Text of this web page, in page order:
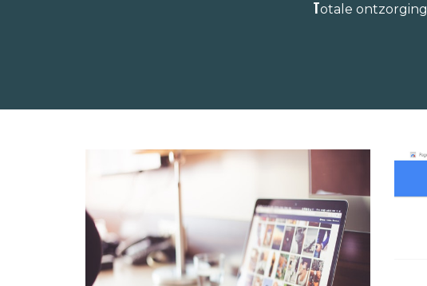
Totale ontzorging